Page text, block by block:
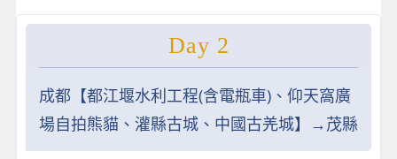
Day 2
成都【都江堰水利工程(含電瓶車)、仰天窩廣
場自拍熊貓、灌縣古城、中國古羌城】→茂縣